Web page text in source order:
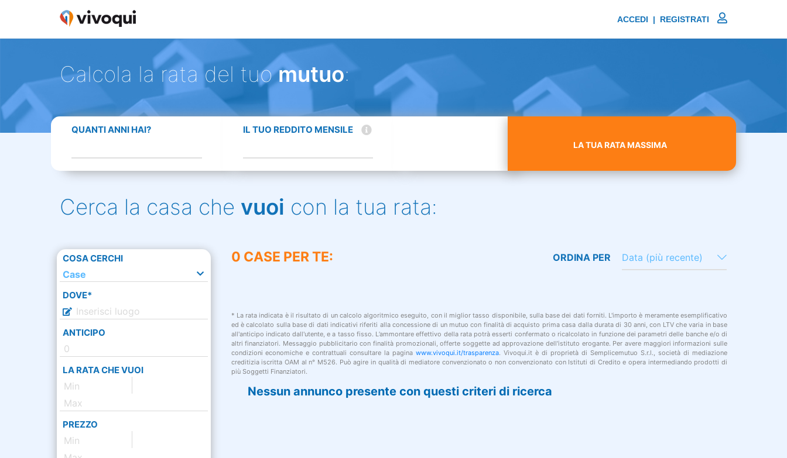
ACCEDI | REGISTRATI
Calcola la rata del tuomutuo:
QUANTI ANNI HAI? IL TUO REDDITO MENSILE
LA TUA RATA MASSIMA
Cerca la casa che vuoi con la tua rata:
Nessun annunco presente con questi criteri di ricerca
COSA CERCHI
Case
DOVE*
ANTICIPO
LA RATA CHE VUOI
PREZZO
0 CASE PER TE: ORDINA PER Data (più recente)
* La rata indicata è il risultato di un calcolo algoritmico eseguito, con il miglior tasso disponibile, sulla base dei dati forniti. L'importo è meramente esemplificativo
ed è calcolato sulla base di dati indicativi riferiti alla concessione di un mutuo con finalità di acquisto prima casa dalla durata di 30 anni, con LTV che varia in base
all'anticipo indicato dall'utente, e a tasso fisso. L’ammontare effettivo della rata potrà esserti confermato o ricalcolato in funzione dei parametri delle banche e/o di
altri finanziatori. Messaggio pubblicitario con finalità promozionali, offerte soggette ad approvazione dell'istituto erogante. Per avere maggiori informazioni sulle
condizioni economiche e contrattuali consultare la paginawww.vivoqui.it/trasparenza. Vivoqui.it è di proprietà di Semplicemutuo S.r.l., società di mediazione
creditizia iscritta OAM al n° M526. Può agire in qualità di mediatore convenzionato o non convenzionato con Istituti di Credito e opera intermediando prodotti di
più Soggetti Finanziatori.